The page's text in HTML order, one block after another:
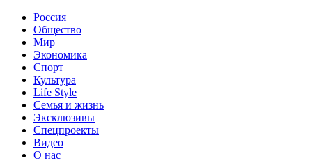
Россия
Общество
Мир
Экономика
Спорт
Культура
Life Style
Семья и жизнь
Эксклюзивы
Спецпроекты
Видео
О нас